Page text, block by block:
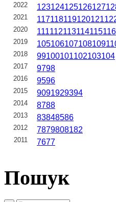
2022 123124125126127
2021 117118119120121
2020 111112113114115116
2019 105106107108109
2018 99100101102103104
2017 9798
2016 9596
2015 9091929394
2014 8788
2013 83848586
2012 7879808182
2011 7677
Пошук